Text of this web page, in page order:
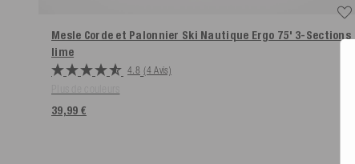
Mesle Corde et Palonnier Ski Nautique Ergo 75' 3-Sections
lime
4.8 (4 Avis)
39,99 €